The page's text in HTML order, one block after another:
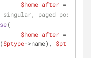
$home_after =
paged
{
$home_after =
$ptype->name), $pt_title